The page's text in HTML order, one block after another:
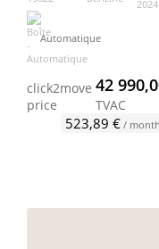
Automatique
click2move
price
42
TVAC
523,89 €/ month